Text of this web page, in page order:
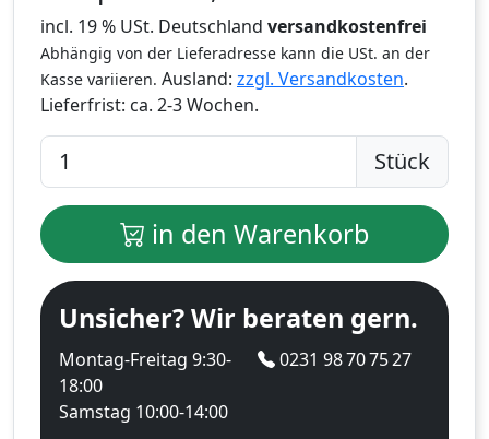
incl. 19 % USt. Deutschland versandkostenfrei
Abhängig von der Lieferadresse kann die USt. an der
Kasse variieren. Ausland: zzgl. Versandkosten.
Lieferfrist: ca. 2-3 Wochen.
Stück
in den Warenkorb
Unsicher? Wir beraten gern.
Montag-Freitag 9:30-
18:00
Samstag 10:00-14:00
0231 98 70 75 27